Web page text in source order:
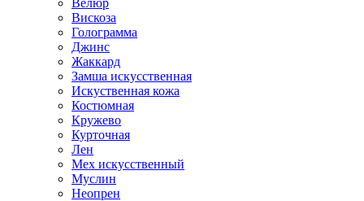
Вискоза
Голограмма
Джинс
Жаккард
Замша искусственная
Искуственная кожа
Костюмная
Кружево
Курточная
Лен
Мех искусственный
Муслин
Неопрен